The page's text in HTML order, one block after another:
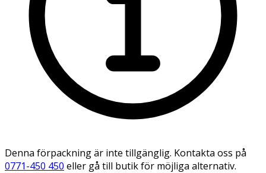
Denna förpackning är inte tillgänglig. Kontakta oss på
0771-450 450 eller gå till butik för möjliga alternativ.